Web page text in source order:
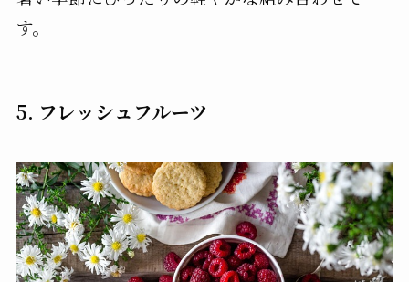
す。
5. フレッシュフルーツ